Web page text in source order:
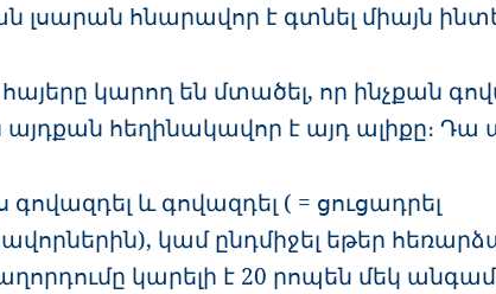
լսարան հնարավոր է գտնել միայն
կարող են մտածել, որ ինչքան
այդքան հեղինակավոր է այդ ալիքը։ Դա
գովազդել և գովազդել ( = ցուցադրել
կամ ընդմիջել եթեր
կարելի է 20 րոպեն մեկ